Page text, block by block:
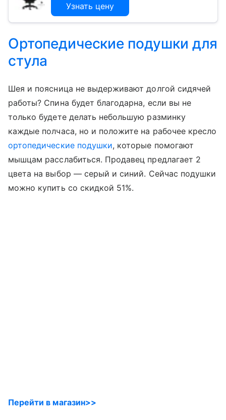
Узнать цену
Ортопедические подушки для
стула
Шея и поясница не выдерживают долгой сидячей
работы? Спина будет благодарна, если вы не
только будете делать небольшую разминку
каждые полчаса, но и положите на рабочее кресло
ортопедические подушки, которые помогают
мышцам расслабиться. Продавец предлагает 2
цвета на выбор — серый и синий. Сейчас подушки
можно купить со скидкой 51%.
Перейти в магазин>>